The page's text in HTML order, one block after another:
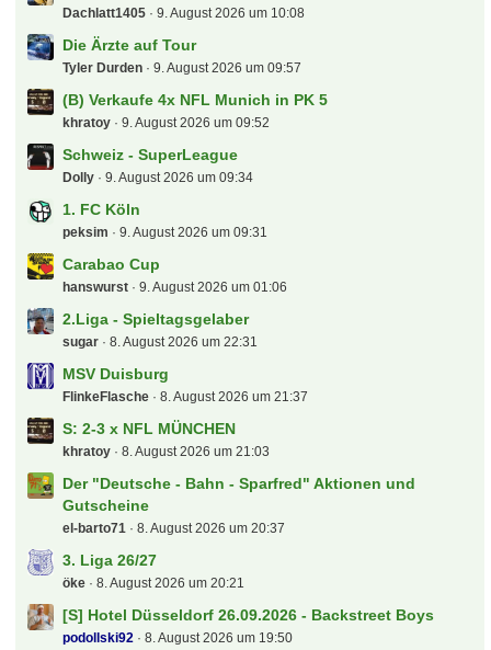
Dachlatt1405 9. August 2026 um 10:08
Die Ärzte auf Tour
Tyler Durden 9. August 2026 um 09:57
(B) Verkaufe 4x NFL Munich in PK 5
khratoy 9. August 2026 um 09:52
Schweiz - SuperLeague
Dolly 9. August 2026 um 09:34
1. FC Köln
peksim 9. August 2026 um 09:31
Carabao Cup
hanswurst 9. August 2026 um 01:06
2.Liga - Spieltagsgelaber
sugar 8. August 2026 um 22:31
MSV Duisburg
FlinkeFlasche 8. August 2026 um 21:37
S: 2-3 x NFL MÜNCHEN
khratoy 8. August 2026 um 21:03
Der "Deutsche - Bahn - Sparfred" Aktionen und
Gutscheine
el-barto71 8. August 2026 um 20:37
3. Liga 26/27
öke 8. August 2026 um 20:21
[S] Hotel Düsseldorf 26.09.2026 - Backstreet Boys
podollski92 8. August 2026 um 19:50